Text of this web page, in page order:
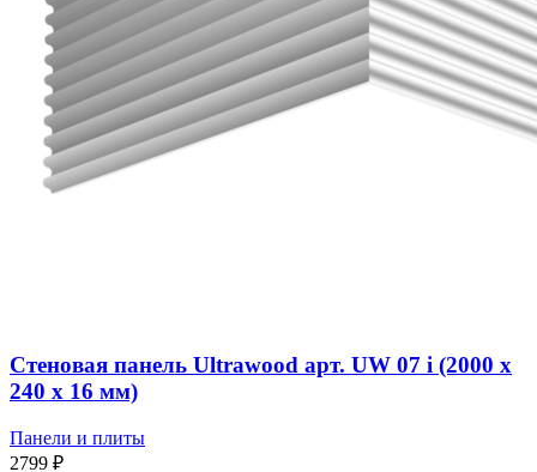
Стеновая панель Ultrawood арт. UW 07 i (2000 х
240 х 16 мм)
Панели и плиты
2799 ₽